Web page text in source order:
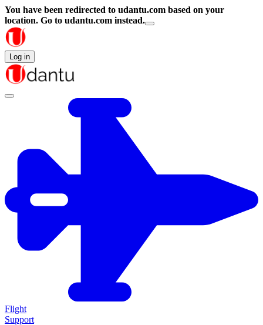
You have been redirected to udantu.com based on your
location. Go to udantu.com instead.
Log in
Flight
Support